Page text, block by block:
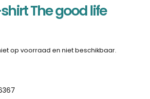
The good life
op voorraad en niet beschikbaar.